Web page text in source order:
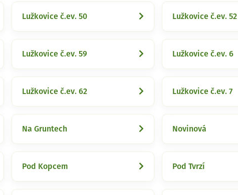
Lužkovice č.ev. 50 Lužkovice č.ev. 52
Lužkovice č.ev. 59 Lužkovice č.ev. 6
Lužkovice č.ev. 62 Lužkovice č.ev. 7
Na Gruntech Novinová
Pod Kopcem Pod Tvrzí